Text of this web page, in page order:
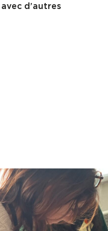
d’autres